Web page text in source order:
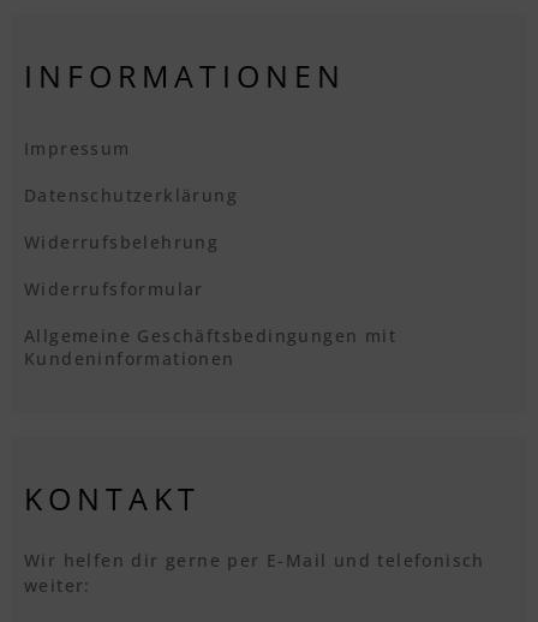
INFORMATIONEN
Impressum
Datenschutzerklärung
Widerrufsbelehrung
Widerrufsformular
Allgemeine Geschäftsbedingungen mit
Kundeninformationen
KONTAKT
Wir helfen dir gerne per E-Mail und telefonisch
weiter: